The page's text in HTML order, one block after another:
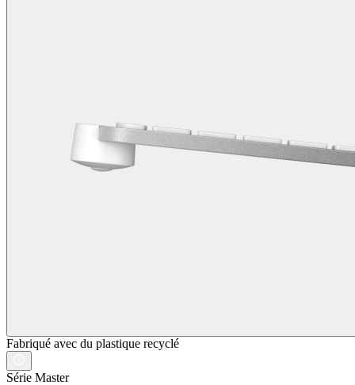
Fabriqué avec du plastique recyclé
Série Master